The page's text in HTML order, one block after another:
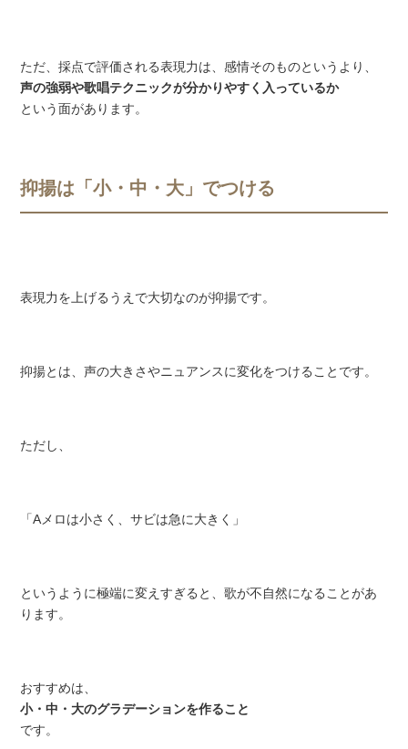
ただ、採点で評価される表現力は、感情そのものというより、
声の強弱や歌唱テクニックが分かりやすく入っているか
という面があります。
抑揚は「小・中・大」でつける
表現力を上げるうえで大切なのが抑揚です。
抑揚とは、声の大きさやニュアンスに変化をつけることです。
ただし、
「Aメロは小さく、サビは急に大きく」
というように極端に変えすぎると、歌が不自然になることがあ
ります。
おすすめは、
小・中・大のグラデーションを作ること
です。